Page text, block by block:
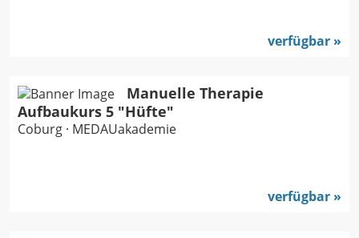
verfügbar
Manuelle Therapie
Aufbaukurs 5 "Hüfte"
Coburg · MEDAUakademie
verfügbar